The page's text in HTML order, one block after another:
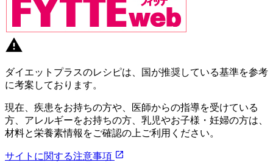
ダイエットプラスのレシピは、国が推奨している基準を参考
に考案しております。
現在、疾患をお持ちの方や、医師からの指導を受けている
方、アレルギーをお持ちの方、乳児やお子様・妊婦の方は、
材料と栄養素情報をご確認の上ご利用ください。
サイトに関する注意事項